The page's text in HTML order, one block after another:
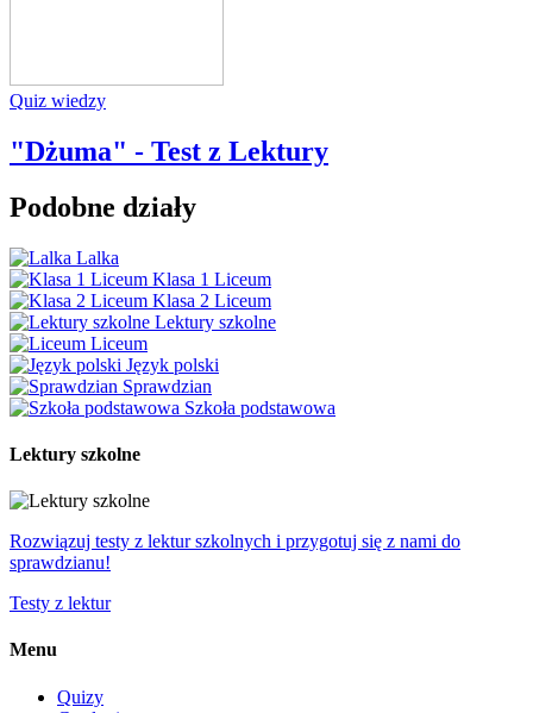
Quiz wiedzy
"Dżuma" - Test z Lektury
Podobne działy
Lalka
Klasa 1 Liceum
Klasa 2 Liceum
Lektury szkolne
Liceum
Język polski
Sprawdzian
Szkoła podstawowa
Lektury szkolne
Rozwiązuj testy z lektur szkolnych i przygotuj się z nami do
sprawdzianu!
Testy z lektur
Menu
Quizy